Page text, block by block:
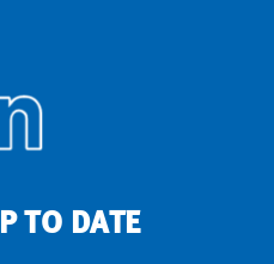
TO DATE